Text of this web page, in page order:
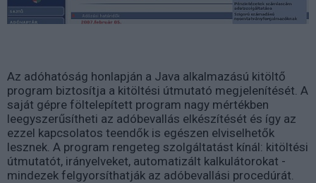
Az adóhatóság honlapján a Java alkalmazású kitöltő
program biztosítja a kitöltési útmutató megjelenítését. A
saját gépre föltelepített program nagy mértékben
leegyszerűsítheti az adóbevallás elkészítését és így az
ezzel kapcsolatos teendők is egészen elviselhetők
lesznek. A program rengeteg szolgáltatást kínál: kitöltési
útmutatót, irányelveket, automatizált kalkulátorokat -
mindezek felgyorsíthatják az adóbevallási procedúrát.